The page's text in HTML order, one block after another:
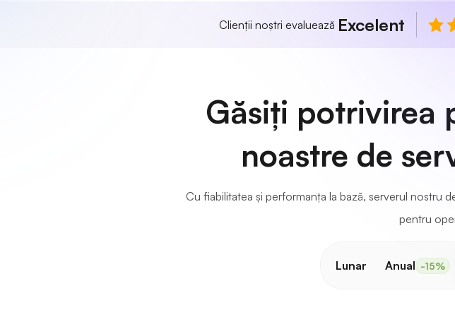
Clienții noștri evaluează Excelent
Găsiți potrivirea
noastre de
Cu fiabilitatea și performanța la bază, serverul nostru
pentru
Lunar Anual -15%